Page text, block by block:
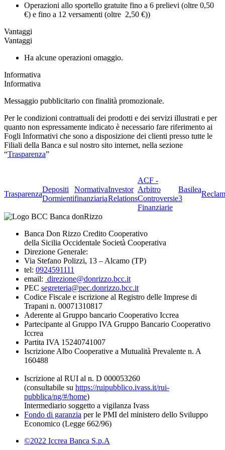
Operazioni allo sportello gratuite fino a 6 prelievi (oltre 0,50
€) e fino a 12 versamenti (oltre 2,50 €))
Vantaggi
Vantaggi
Ha alcune operazioni omaggio.
Informativa
Informativa
Messaggio pubblicitario con finalità promozionale.
Per le condizioni contrattuali dei prodotti e dei servizi illustrati e per
quanto non espressamente indicato è necessario fare riferimento ai
Fogli Informativi che sono a disposizione dei clienti presso tutte le
Filiali della Banca e sul nostro sito internet, nella sezione
“Trasparenza”
Trasparenza
Depositi
Dormienti
Normativa
finanziaria
Investor
Relations
ACF -
Arbitro
Controversie
Finanziarie
Basilea
3
Banca Don Rizzo Credito Cooperativo
della Sicilia Occidentale Società Cooperativa
Direzione Generale:
Via Stefano Polizzi, 13 – Alcamo (TP)
tel: 0924591111
email: direzione@donrizzo.bcc.it
PEC segreteria@pec.donrizzo.bcc.it
Codice Fiscale e iscrizione al Registro delle Imprese di
Trapani n. 00071310817
Aderente al Gruppo bancario Cooperativo Iccrea
Partecipante al Gruppo IVA Gruppo Bancario Cooperativo
Iccrea
Partita IVA 15240741007
Iscrizione Albo Cooperative a Mutualità Prevalente n. A
160488
Iscrizione al RUI al n. D 000053260
(consultabile su https://ruipubblico.ivass.it/rui-
pubblica/ng/#/home)
Intermediario soggetto a vigilanza Ivass
Fondo di garanzia per le PMI del ministero dello Sviluppo
Economico (Legge 662/96)
©2022 Iccrea Banca S.p.A